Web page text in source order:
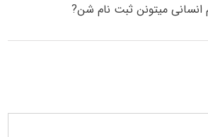
انسانی میتونن ثبت نام شن?